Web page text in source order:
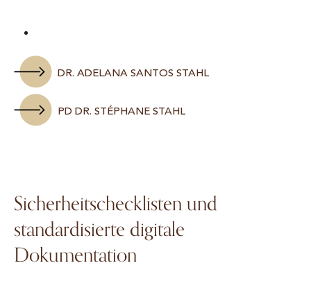
DR. ADELANA SANTOS STAHL
PD DR. STÉPHANE STAHL
Sicherheitschecklisten und
standardisierte digitale
Dokumentation